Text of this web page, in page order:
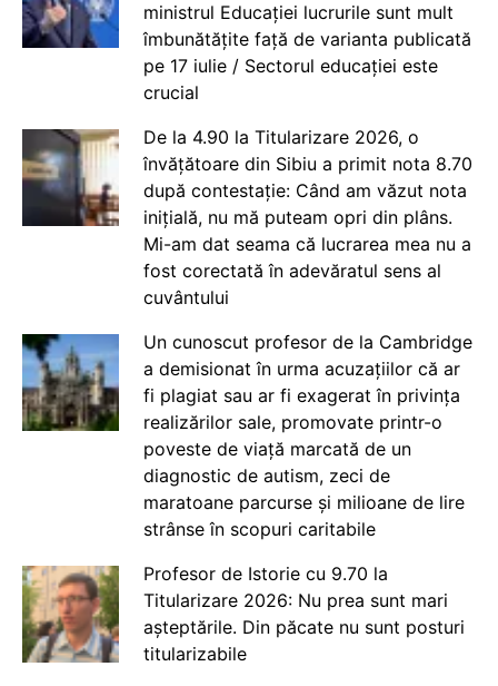
ministrul Educației lucrurile sunt mult
îmbunătățite față de varianta publicată
pe 17 iulie / Sectorul educației este
crucial
De la 4.90 la Titularizare 2026, o
învățătoare din Sibiu a primit nota 8.70
după contestație: Când am văzut nota
inițială, nu mă puteam opri din plâns.
Mi-am dat seama că lucrarea mea nu a
fost corectată în adevăratul sens al
cuvântului
Un cunoscut profesor de la Cambridge
a demisionat în urma acuzațiilor că ar
fi plagiat sau ar fi exagerat în privința
realizărilor sale, promovate printr-o
poveste de viață marcată de un
diagnostic de autism, zeci de
maratoane parcurse și milioane de lire
strânse în scopuri caritabile
Profesor de Istorie cu 9.70 la
Titularizare 2026: Nu prea sunt mari
așteptările. Din păcate nu sunt posturi
titularizabile